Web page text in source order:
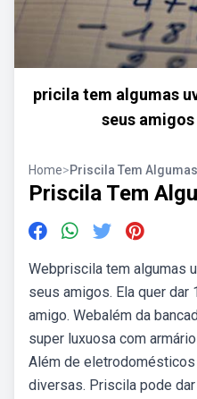
pricila tem algumas
seus
Home>Priscila Tem
Priscila Tem
Webpriscila tem algumas
seus amigos. Ela quer dar
amigo. Webalém da
super luxuosa com
Além de
diversas. Priscila pode